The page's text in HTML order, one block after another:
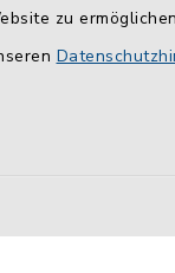
zu
bequem
das